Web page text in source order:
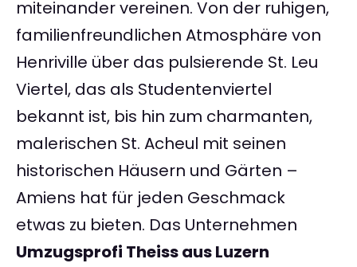
miteinander vereinen. Von der ruhigen,
familienfreundlichen Atmosphäre von
Henriville über das pulsierende St. Leu
Viertel, das als Studentenviertel
bekannt ist, bis hin zum charmanten,
malerischen St. Acheul mit seinen
historischen Häusern und Gärten –
Amiens hat für jeden Geschmack
etwas zu bieten. Das Unternehmen
Umzugsprofi Theiss aus Luzern